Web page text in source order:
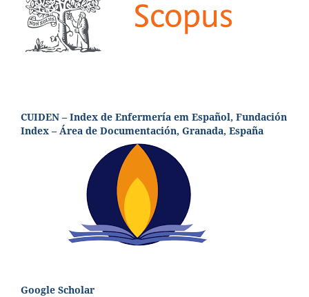
CUIDEN – Index de Enfermería em Español, Fundación
Index – Área de Documentación, Granada, España
Google Scholar